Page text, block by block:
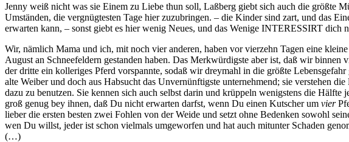
Jenny weiß nicht was sie Einem zu Liebe thun soll, Laßberg giebt sich auch die größte
Umständen, die vergnügtesten Tage hier zuzubringen. – die Kinder sind zart, und das
erwarten kann, – sonst giebt es hier wenig Neues, und das Wenige INTERESSIRT dich
Wir, nämlich Mama und ich, mit noch vier anderen, haben vor vierzehn Tagen eine
August an Schneefeldern gestanden haben. Das Merkwürdigste aber ist, daß wir
der dritte ein kolleriges Pferd vorspannte, sodaß wir dreymahl in die größte
alte Weiber und doch aus Habsucht das Unvernünftigste unternehmend; sie verstehen
dazu zu benutzen. Sie kennen sich auch selbst darin und krüppeln wenigstens die
groß genug bey ihnen, daß Du nicht erwarten darfst, wenn Du einen Kutscher um vier
lieber die ersten besten zwei Fohlen von der Weide und setzt ohne Bedenken sowohl
wen Du willst, jeder ist schon vielmals umgeworfen und hat auch mitunter Schaden
(…)